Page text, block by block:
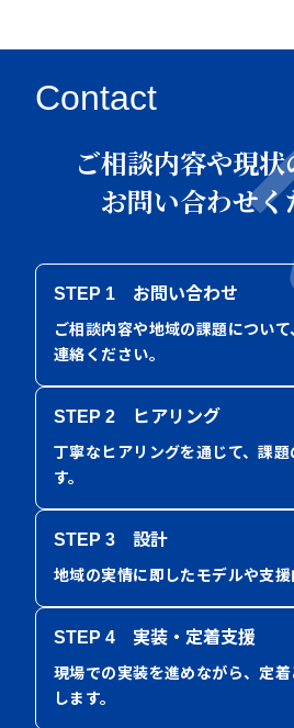
Contact
ご相談内容や現
お問い合わせ
STEP 1 お問い合わせ
ご相談内容や地域の課題につい
連絡ください。
STEP 2 ヒアリング
丁寧なヒアリングを通じて、課題
す。
STEP 3 設計
地域の実情に即したモデルや支援
STEP 4 実装・定着支援
現場での実装を進めながら、定
します。